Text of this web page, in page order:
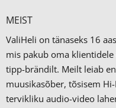
MEIST
ValiHeli on tänaseks 16
mis pakub oma
tipp-brändilt. Meilt leiab
muusikasõber, tõsisem
tervikliku audio-video